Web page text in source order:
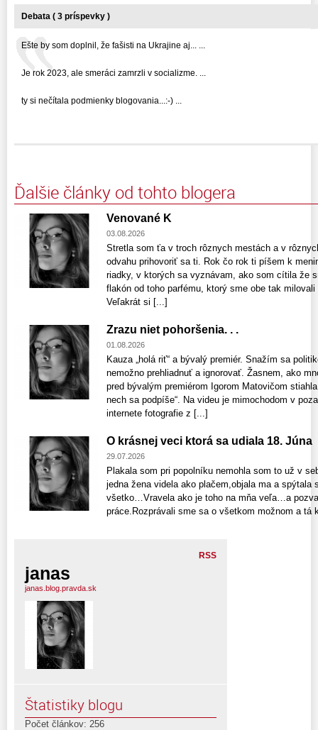
Debata ( 3 príspevky )
Ešte by som doplnil, že fašisti na Ukrajine aj... ...
Je rok 2023, ale smeráci zamrzli v socializme. ...
ty si nečítala podmienky blogovania...:-) ...
Ďalšie články od tohto blogera
Venované K
03.08.2026
Stretla som ťa v troch rôznych mestách a v
odvahu prihovoriť sa ti. Rok čo rok ti píšem k
riadky, v ktorých sa vyznávam, ako som cítila že
flakón od toho parfému, ktorý sme obe tak
Veľakrát si [...]
Zrazu niet pohoršenia. . .
01.08.2026
Kauza „holá riť“ a bývalý premiér. Snažím sa
nemožno prehliadnuť a ignorovať. Žasnem, ako
pred bývalým premiérom Igorom Matovičom
nech sa podpíše“. Na videu je mimochodom v
internete fotografie z [...]
O krásnej veci ktorá sa udiala 18. Júna
29.07.2026
Plakala som pri popolníku nemohla som to už v
jedna žena videla ako plačem,objala ma a spýtala
všetko…Vravela ako je toho na mňa veľa…a
práce.Rozprávali sme sa o všetkom možnom a tá
RSS
janas
janas.blog.pravda.sk
Štatistiky blogu
Počet článkov: 256